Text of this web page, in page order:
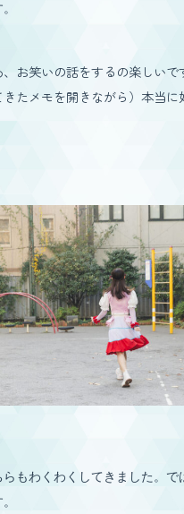
、お笑いの話をするの楽しい
きたメモを開きながら）本当
らもわくわくしてきました。で